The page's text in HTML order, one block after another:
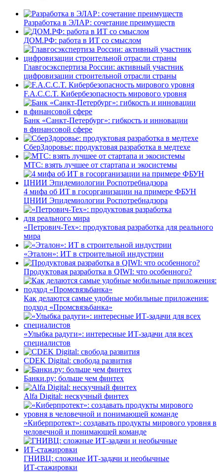
Разработка в ЭЛАР: сочетание преимуществ
ДОМ.РФ: работа в ИТ со смыслом
Главгосэкспертиза России: активный участник
цифровизации строительной отрасли страны
F.A.C.C.T. Кибербезопасность мирового уровня
Банк «Санкт-Петербург»: гибкость и инновации
в финансовой сфере
СберЗдоровье: продуктовая разработка в медтехе
МТС: взять лучшее от стартапа и экосистемы
4 мифа об ИТ в госорганизации на примере ФБУН
ЦНИИ Эпидемиологии Роспотребнадзора
«Петрович-Тех»: продуктовая разработка для реального
мира
«Эталон»: ИТ в строительной индустрии
Продуктовая разработка в QIWI: что особенного?
Как делаются самые удобные мобильные приложения:
подход «Промсвязьбанка»
«Улыбка радуги»: интересные ИТ-задачи для всех
специалистов
CDEK Digital: свобода развития
Банки.ру: больше чем финтех
Alfa Digital: нескучный финтех
«Киберпротект»: создавать продукты мирового уровня в
человечной и понимающей команде
ГНИВЦ: сложные ИТ‑задачи и необычные
ИТ‑стажировки